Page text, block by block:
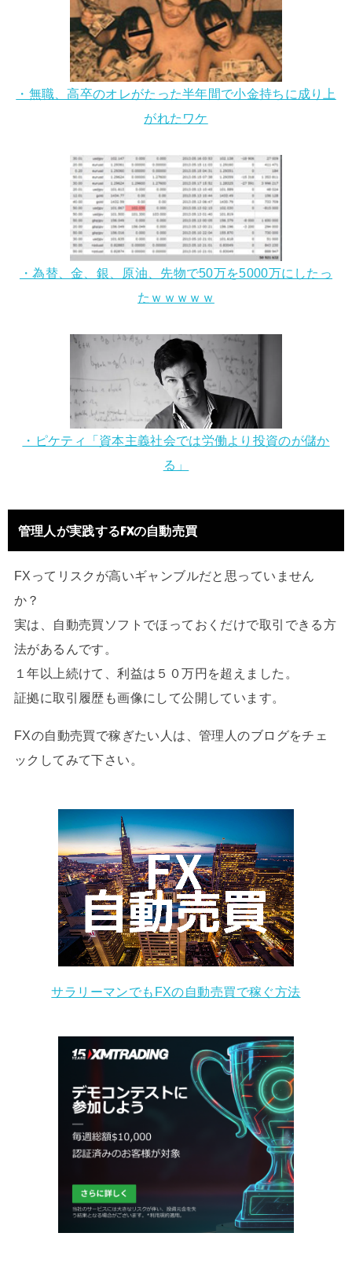
・無職、高卒のオレがたった半年間で小金持ちに成り上
がれたワケ
・為替、金、銀、原油、先物で50万を5000万にしたっ
たｗｗｗｗｗ
・ピケティ「資本主義社会では労働より投資のが儲か
る」
管理人が実践するFXの自動売買
FXってリスクが高いギャンブルだと思っていません
か？
実は、自動売買ソフトでほっておくだけで取引できる方
法があるんです。
１年以上続けて、利益は５０万円を超えました。
証拠に取引履歴も画像にして公開しています。
FXの自動売買で稼ぎたい人は、管理人のブログをチェ
ックしてみて下さい。
サラリーマンでもFXの自動売買で稼ぐ方法